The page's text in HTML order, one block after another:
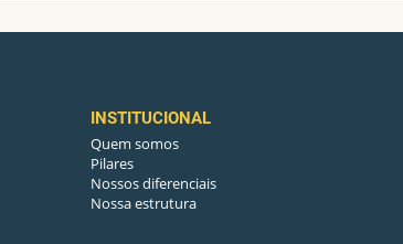
INSTITUCIONAL
Quem somos
Pilares
Nossos diferenciais
Nossa estrutura